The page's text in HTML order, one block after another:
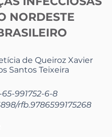
NORDESTE
de Queiroz Xavier
Santos Teixeira
991752-6-8
/rfb.9786599175268